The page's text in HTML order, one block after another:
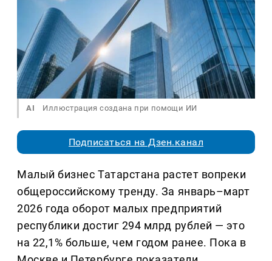
AI Иллюстрация создана при помощи ИИ
Подписаться на Дзен.канал
Малый бизнес Татарстана растет вопреки
общероссийскому тренду. За январь–март
2026 года оборот малых предприятий
республики достиг 294 млрд рублей — это
на 22,1% больше, чем годом ранее. Пока в